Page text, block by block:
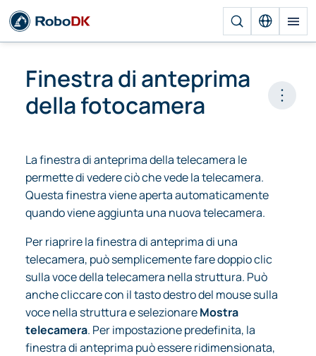
Finestra di anteprima
della fotocamera
Open
La finestra di anteprima della telecamera le
permette di vedere ciò che vede la telecamera.
Questa finestra viene aperta automaticamente
quando viene aggiunta una nuova telecamera.
Per riaprire la finestra di anteprima di una
telecamera, può semplicemente fare doppio clic
sulla voce della telecamera nella struttura. Può
anche cliccare con il tasto destro del mouse sulla
voce nella struttura e selezionareMostra
telecamera. Per impostazione predefinita, la
finestra di anteprima può essere ridimensionata,